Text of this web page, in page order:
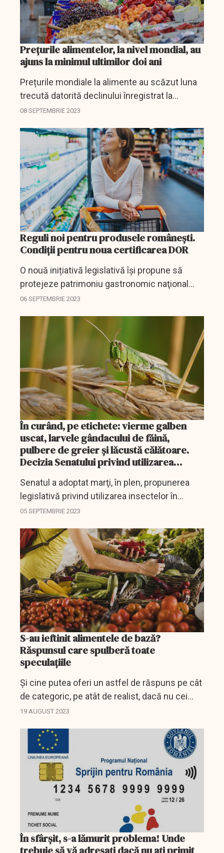
Prețurile alimentelor, la nivel mondial, au
ajuns la minimul ultimilor doi ani
Prețurile mondiale la alimente au scăzut luna
trecută datorită declinului înregistrat la
cereale, lactate, carne și ulei și în ciuda
exporturilor din...
08 SEPTEMBRIE 2023
Reguli noi pentru produsele românești.
Condiții pentru noua certificarea DOR
O nouă inițiativă legislativă își propune să
protejeze patrimoniu gastronomic naţional
printr-o serie de măsuri.
06 SEPTEMBRIE 2023
În curând, pe etichete: vierme galben
uscat, larvele gândacului de făină,
pulbere de greier şi lăcustă călătoare.
Decizia Senatului privind utilizarea
Senatul a adoptat marţi, în plen, propunerea
legislativă privind utilizarea insectelor în
produsele alimentare şi comercializarea
05 SEPTEMBRIE 2023
S-au ieftinit alimentele de bază?
Răspunsul care spulberă toate
speculațiile
Și cine putea oferi un astfel de răspuns pe cât
de categoric, pe atât de realist, dacă nu cei
care zilnic intră într-un magazin, ba după o
19 AUGUST 2023
În sfârşit, s-a lămurit problema! Unde